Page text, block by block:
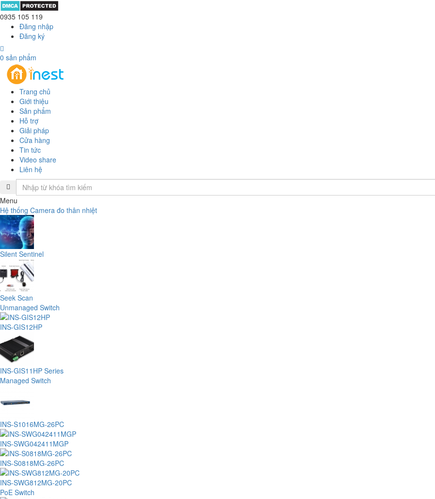
0935 105 119
Đăng nhập
Đăng ký
0 sản phẩm
Trang chủ
Giới thiệu
Sản phẩm
Hỗ trợ
Giải pháp
Cửa hàng
Tin tức
Video share
Liên hệ
Menu
Hệ thống Camera đo thân nhiệt
Silent Sentinel
Seek Scan
Unmanaged Switch
INS-GIS12HP
INS-GIS11HP Series
Managed Switch
INS-S1016MG-26PC
INS-SWG042411MGP
INS-S0818MG-26PC
INS-SWG812MG-20PC
PoE Switch